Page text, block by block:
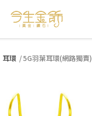
耳環 / 5G羽葉耳環(網路獨賣)